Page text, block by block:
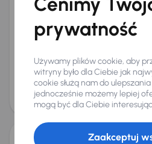
202184 266 km Automat Benzyna
Książka serwisowa Auta krajowe
Salon Polska
od 476 zł
Cena
80 000 zł
Możliwość odliczenia VAT
prywatność
Używamy plików cookie, aby
witryny było dla Ciebie jak
cookie służą nam do ulepszania
jednocześnie możemy lepiej
mogą być dla Ciebie
Zaakceptuj